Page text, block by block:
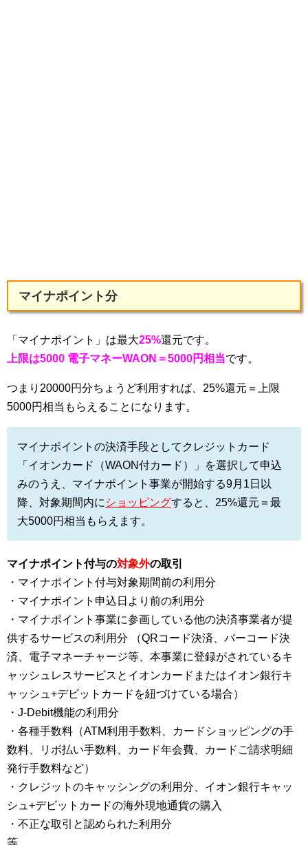
マイナポイント分
「マイナポイント」は最大25%還元です。
上限は5000 電子マネーWAON＝5000円相当です。
つまり20000円分ちょうど利用すれば、25%還元＝上限
5000円相当もらえることになります。
マイナポイントの決済手段としてクレジットカード
「イオンカード（WAON付カード）」を選択して申込
みのうえ、マイナポイント事業が開始する9月1日以
降、対象期間内に ショッピングすると、25%還元＝最
大5000円相当もらえます。
マイナポイント付与の対象外の取引
・マイナポイント付与対象期間前の利用分
・マイナポイント申込日より前の利用分
・マイナポイント事業に参画している他の決済事業者が提
供するサービスの利用分 （QRコード決済、バーコード決
済、電子マネーチャージ等、本事業に登録がされているキ
ャッシュレスサービスとイオンカードまたはイオン銀行キ
ャッシュ+デビットカードを紐づけている場合）
・J-Debit機能の利用分
・各種手数料（ATM利用手数料、カードショッピングの手
数料、リボ払い手数料、カード年会費、カードご請求明細
発行手数料など）
・クレジットのキャッシングの利用分、イオン銀行キャッ
シュ+デビットカードの海外現地通貨の購入
・不正な取引と認められた利用分
等